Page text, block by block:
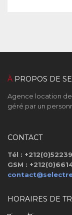
À PROPOS DE
Agence location de
géré par un
CONTACT
Tél :
GSM :
HORAIRES DE